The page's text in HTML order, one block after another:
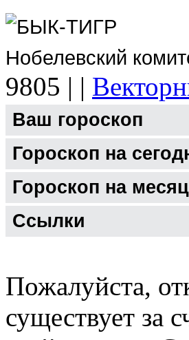
БЫК-ТИГР
Нобелевский
9805 | |
Ваш гороскоп
Гороскоп на
Гороскоп на месяц
Ссылки
Пожалуйста,
существует за